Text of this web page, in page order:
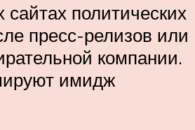
политических
пресс-релизов или
компании.
имидж